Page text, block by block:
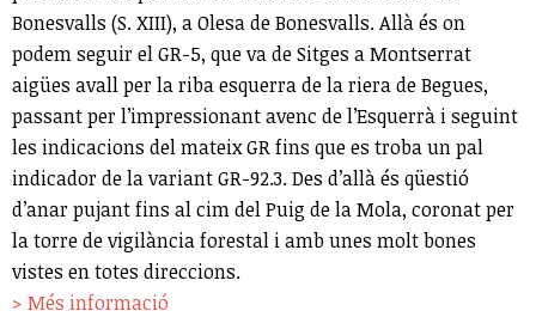
Bonesvalls (S. XIII), a Olesa de Bonesvalls. Allà és on
podem seguir el GR-5, que va de Sitges a Montserrat
aigües avall per la riba esquerra de la riera de Begues,
passant per l’impressionant avenc de l’Esquerrà i seguint
les indicacions del mateix GR fins que es troba un pal
indicador de la variant GR-92.3. Des d’allà és qüestió
d’anar pujant fins al cim del Puig de la Mola, coronat per
la torre de vigilància forestal i amb unes molt bones
vistes en totes direccions.
> Més informació